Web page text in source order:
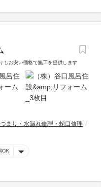
もお安い価格で施工を提供します
つまり・水漏れ修理・蛇口修理
OK